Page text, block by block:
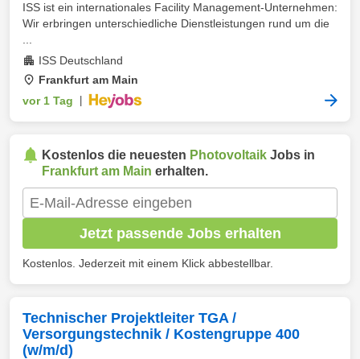
ISS ist ein internationales Facility Management-Unternehmen:
Wir erbringen unterschiedliche Dienstleistungen rund um die
ISS Deutschland
Frankfurt am Main
vor 1 Tag
Kostenlos die neuesten Photovoltaik Jobs in
Frankfurt am Main erhalten.
Jetzt passende Jobs erhalten
Kostenlos. Jederzeit mit einem Klick abbestellbar.
Technischer Projektleiter TGA /
Versorgungstechnik / Kostengruppe 400
(w/m/d)